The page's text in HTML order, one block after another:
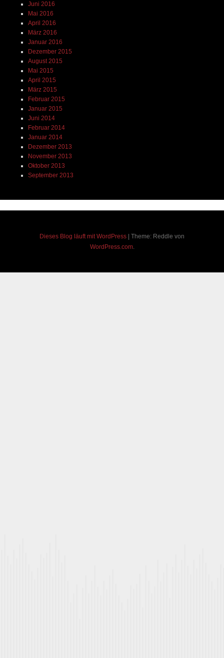
Juni 2016
Mai 2016
April 2016
März 2016
Januar 2016
Dezember 2015
August 2015
Mai 2015
April 2015
März 2015
Februar 2015
Januar 2015
Juni 2014
Februar 2014
Januar 2014
Dezember 2013
November 2013
Oktober 2013
September 2013
Dieses Blog läuft mit WordPress | Theme: Reddle von
WordPress.com.